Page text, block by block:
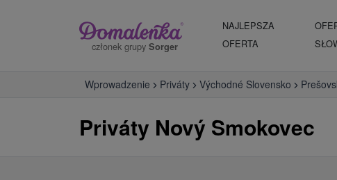
członek grupy Sorger
NAJLEPSZA
OFERTA
Wprowadzenie Priváty Východné Slovensko
Priváty Nový Smokovec